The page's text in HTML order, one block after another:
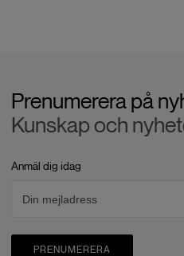
Prenumerera på
Kunskap och
Anmäl dig idag
PRENUMERERA